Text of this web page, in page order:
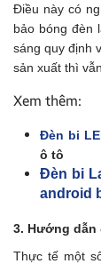
Điều này có
bảo bóng đèn
sáng quy định
sản xuất thì
Xem thêm:
Đèn bi
ô tô
Đèn bi
android
3. Hướng dẫn
Thực tế một